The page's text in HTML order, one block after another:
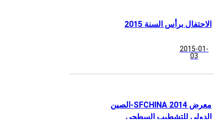
الاحتفال برأس السنة 2015
2015-01-
03
معرض SFCHINA 2014-الصين
الدولي للتشطيب السطحي